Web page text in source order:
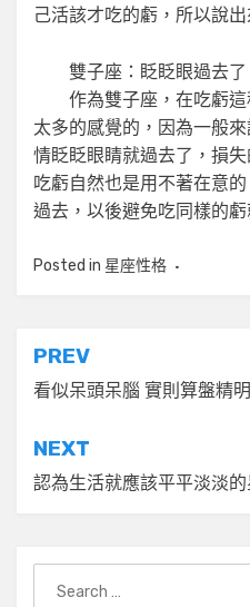
己活該才吃的虧，所以說
雙子座：眨眨眼過去了
作為雙子座，在吃虧這
太多的感覺的，因為一般
情眨眨眼睛就過去了，損
吃虧自然也是用不著在意
過去，以後避免吃同樣的虧
Posted in 星座性格
文
章
導
覽
PREV
看似呆頭呆腦 實則算盤精
NEXT
認為生活就應該平平淡淡
for: